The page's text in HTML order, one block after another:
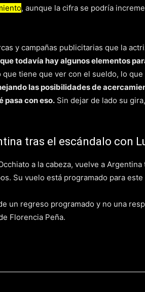
, aunque la cifra se podría
y campañas publicitarias que la
todavía hay algunos elementos
tiene que ver con el sueldo, lo
las posibilidades de
pasa con eso. Sin dejar de lado su
tras el escándalo con
a la cabeza, vuelve a
Su vuelo está programado para este
un regreso programado y no una
Florencia Peña.